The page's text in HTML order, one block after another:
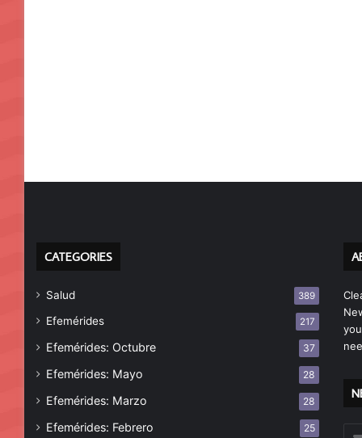
CATEGORIES
Salud 389
Efemérides 217
Efemérides: Octubre 37
Efemérides: Mayo 28
Efemérides: Marzo 28
Efemérides: Febrero 25